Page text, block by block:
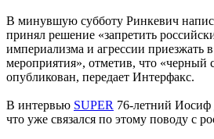
В минувшую субботу Ринкевич
принял решение «запретить
империализма и агрессии приезжать
мероприятия», отметив, что «черный
опубликован, передает Интерфакс.
В интервью SUPER 76-летний Иосиф
что уже связался по этому поводу с